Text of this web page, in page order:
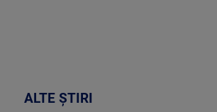
ALTE ȘTIRI